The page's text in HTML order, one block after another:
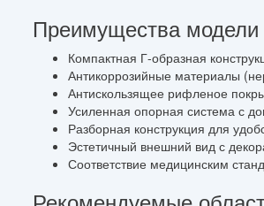
Преимущества модели
Компактная Г-образная
Антикоррозийные материалы
Антискользящее рифленое
Усиленная опорная система с
Разборная конструкция для
Эстетичный внешний вид с
Соответствие медицинским